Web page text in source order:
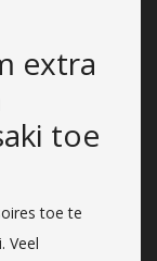
extra
toe
toe te
Veel